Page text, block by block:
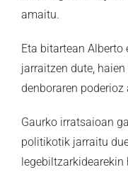
amaitu.
Eta bitartean
jarraitzen dute,
denboraren poderioz
Gaurko irratsaioan
politikotik jarraitu